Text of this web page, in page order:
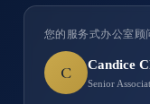
您的服务式办公室顾
C Candice
Senior